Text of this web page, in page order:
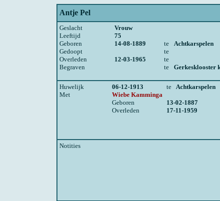
Antje Pel
Geslacht
Vrouw
Leeftijd
75
Geboren
14-08-1889 te
Achtkarspelen
Gedoopt
te
Overleden
12-03-1965
te
Begraven
te Gerkesklooster
Huwelijk 06-12-1913 te Achtkarspelen
Met
Wiebe Kamminga
Geboren
13-02-1887
Overleden
17-11-1959
Notities